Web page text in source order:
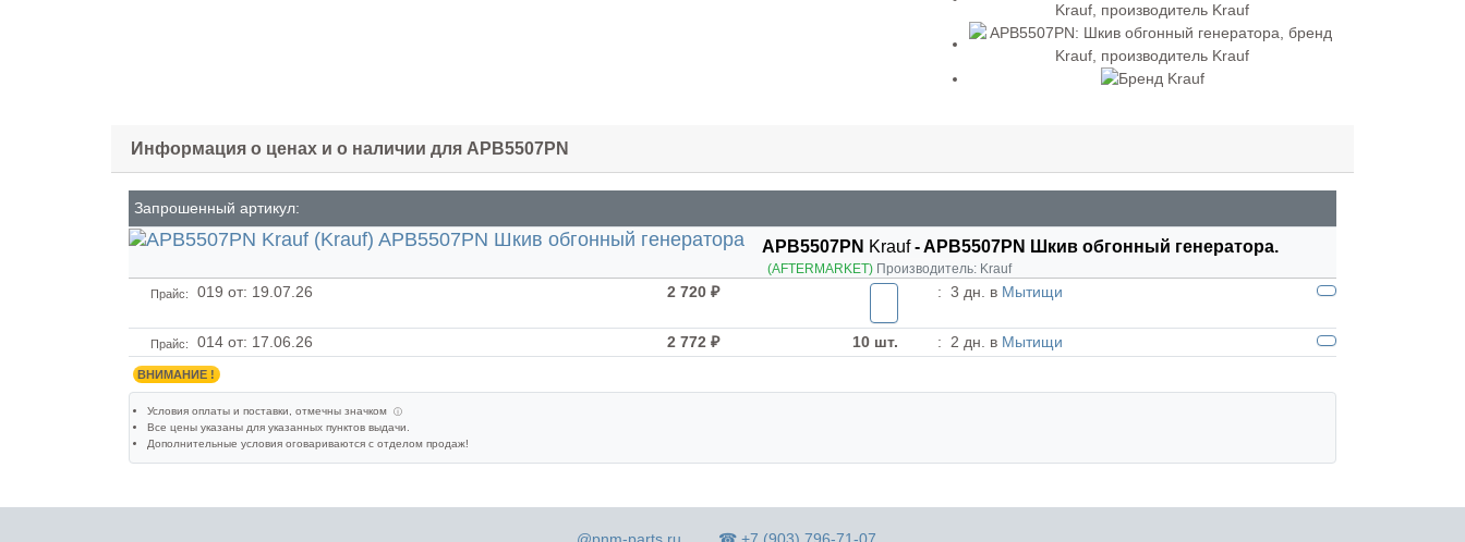
Информация о ценах и о наличии для APB5507PN
Запрошенный артикул:
APB5507PN Krauf- APB5507PN Шкив обгонный генератора.
(AFTERMARKET)Производитель: Krauf
Прайс: 019 от: 19.07.26 2 720 ₽ : 3 дн. в Мытищи
Прайс: 014 от: 17.06.26 2 772 ₽ 10 шт. : 2 дн. в Мытищи
ВНИМАНИЕ !
Условия оплаты и поставки, отмечны значком ⓘ
Все цены указаны для указанных пунктов выдачи.
Дополнительные условия оговариваются с отделом продаж!